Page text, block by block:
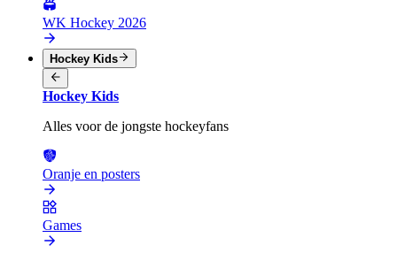
WK Hockey 2026
Hockey Kids
Hockey Kids
Alles voor de jongste hockeyfans
Oranje en posters
Games